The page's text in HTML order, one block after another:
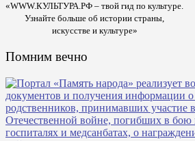
«WWW.КУЛЬТУРА.РФ – твой гид по культуре.
Узнайте больше об истории страны,
искусстве и культуре»
Помним вечно